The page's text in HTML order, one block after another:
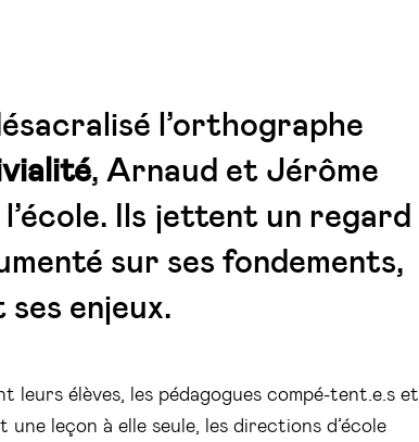
l’orthographe
, Arnaud et Jérôme
Ils jettent un regard
sur ses fondements,
enjeux.
leurs élèves, les pédagogues compé-tent.e.s et
leçon à elle seule, les directions d’école